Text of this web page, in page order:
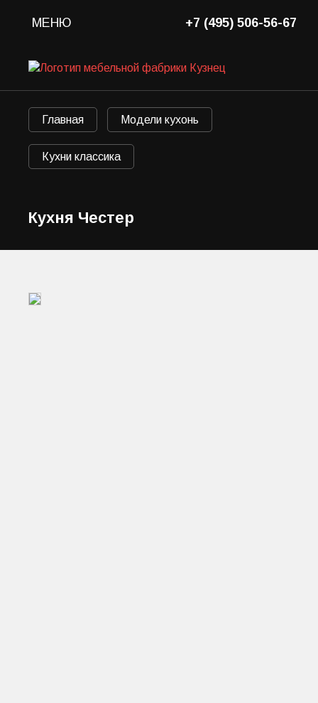
МЕНЮ +7 (495) 506-56-67
Главная Модели кухонь
Кухни классика
Кухня Честер